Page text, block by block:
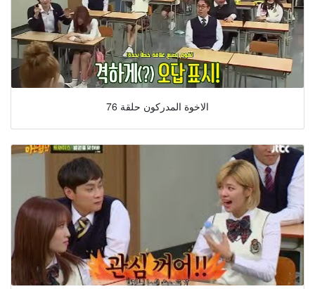
الاخوة المدركون حلقة 76